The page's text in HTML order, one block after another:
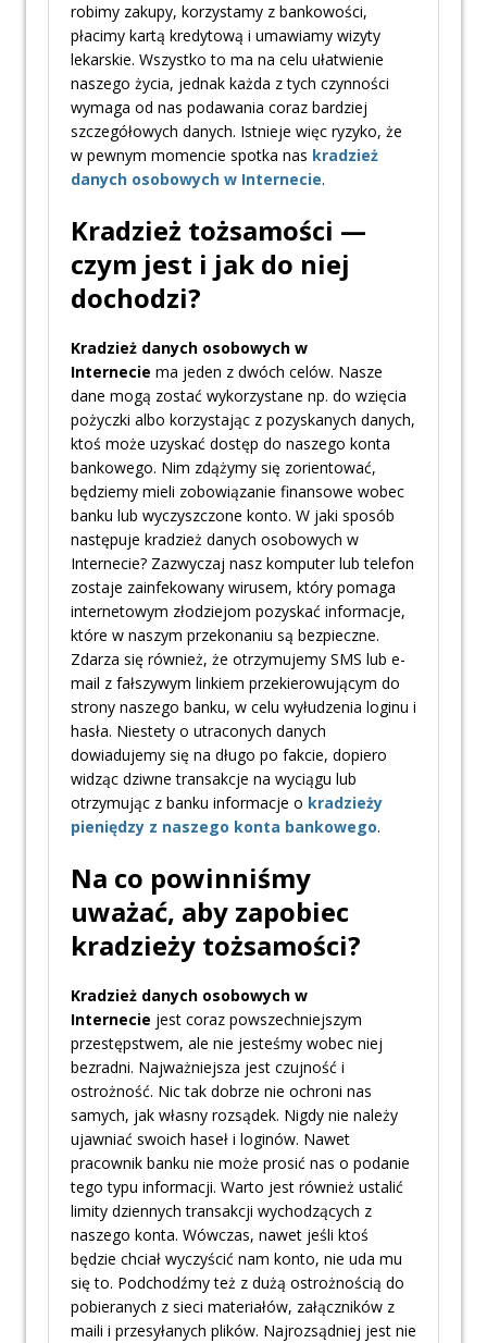
robimy zakupy, korzystamy z bankowości,
płacimy kartą kredytową i umawiamy wizyty
lekarskie. Wszystko to ma na celu ułatwienie
naszego życia, jednak każda z tych czynności
wymaga od nas podawania coraz bardziej
szczegółowych danych. Istnieje więc ryzyko, że
w pewnym momencie spotka nas kradzież
danych osobowych w Internecie.
Kradzież tożsamości —
czym jest i jak do niej
dochodzi?
Kradzież danych osobowych w
Internecie ma jeden z dwóch celów. Nasze
dane mogą zostać wykorzystane np. do wzięcia
pożyczki albo korzystając z pozyskanych danych,
ktoś może uzyskać dostęp do naszego konta
bankowego. Nim zdążymy się zorientować,
będziemy mieli zobowiązanie finansowe wobec
banku lub wyczyszczone konto. W jaki sposób
następuje kradzież danych osobowych w
Internecie? Zazwyczaj nasz komputer lub telefon
zostaje zainfekowany wirusem, który pomaga
internetowym złodziejom pozyskać informacje,
które w naszym przekonaniu są bezpieczne.
Zdarza się również, że otrzymujemy SMS lub e-
mail z fałszywym linkiem przekierowującym do
strony naszego banku, w celu wyłudzenia loginu i
hasła. Niestety o utraconych danych
dowiadujemy się na długo po fakcie, dopiero
widząc dziwne transakcje na wyciągu lub
otrzymując z banku informacje o kradzieży
pieniędzy z naszego konta bankowego.
Na co powinniśmy
uważać, aby zapobiec
kradzieży tożsamości?
Kradzież danych osobowych w
Internecie jest coraz powszechniejszym
przestępstwem, ale nie jesteśmy wobec niej
bezradni. Najważniejsza jest czujność i
ostrożność. Nic tak dobrze nie ochroni nas
samych, jak własny rozsądek. Nigdy nie należy
ujawniać swoich haseł i loginów. Nawet
pracownik banku nie może prosić nas o podanie
tego typu informacji. Warto jest również ustalić
limity dziennych transakcji wychodzących z
naszego konta. Wówczas, nawet jeśli ktoś
będzie chciał wyczyścić nam konto, nie uda mu
się to. Podchodźmy też z dużą ostrożnością do
pobieranych z sieci materiałów, załączników z
maili i przesyłanych plików. Najrozsądniej jest nie